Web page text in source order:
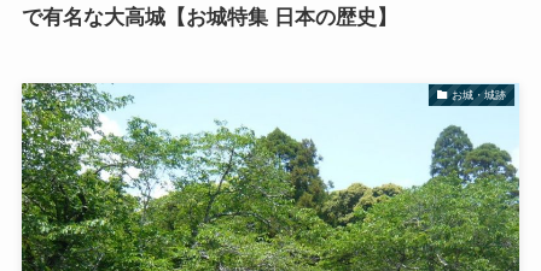
で有名な大高城【お城特集 日本の歴史】
お城・城跡